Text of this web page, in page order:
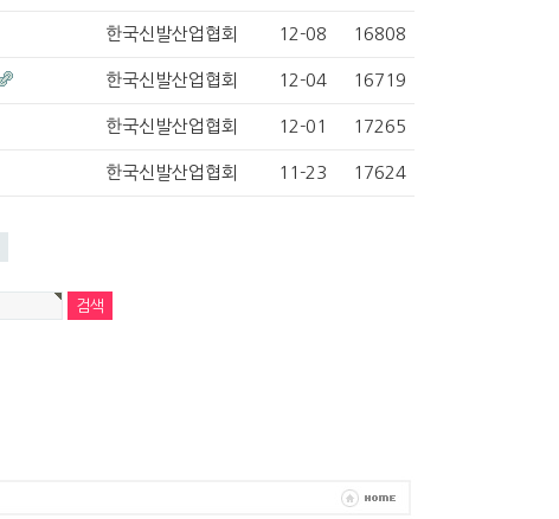
한국신발산업협회 12-08 16808
한국신발산업협회 12-04 16719
한국신발산업협회 12-01 17265
한국신발산업협회 11-23 17624